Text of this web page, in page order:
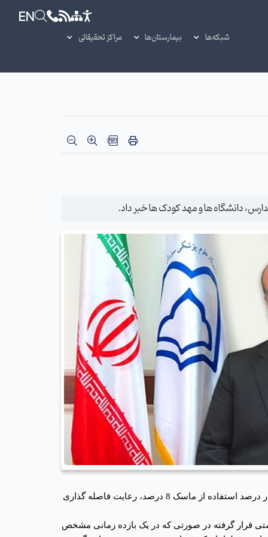
EN
شبکه‌ها بیمارستان‌ها مراکز تحقیقاتی
معاون بهداشتی دانشگاه افزود: همچنین در بازرسی از 157 مهد کودک در شهرستان های تحت پوشش دانشگاه علوم پزشکی سبزوار درصد استفاده از ماسک 8 درصد، رعایت فاصله گذاری
قرار گرفته در صورتی که در یک بازده زمانی مشخص